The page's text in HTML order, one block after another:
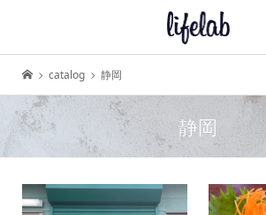
catalog 静岡
静岡